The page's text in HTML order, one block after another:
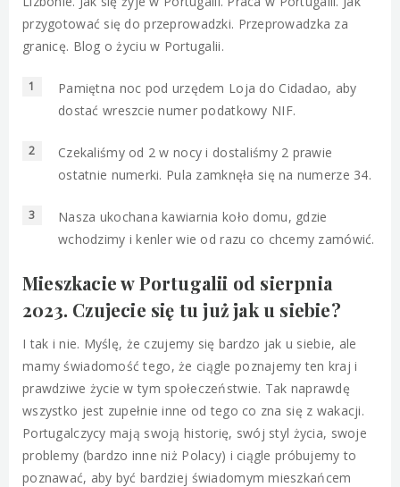
Pamiętna noc pod urzędem Loja do Cidadao, aby
dostać wreszcie numer podatkowy NIF.
Czekaliśmy od 2 w nocy i dostaliśmy 2 prawie
ostatnie numerki. Pula zamknęła się na numerze 34.
Nasza ukochana kawiarnia koło domu, gdzie
wchodzimy i kenler wie od razu co chcemy zamówić.
Mieszkacie w Portugalii od sierpnia
2023. Czujecie się tu już jak u siebie?
I tak i nie. Myślę, że czujemy się bardzo jak u siebie, ale
mamy świadomość tego, że ciągle poznajemy ten kraj i
prawdziwe życie w tym społeczeństwie. Tak naprawdę
wszystko jest zupełnie inne od tego co zna się z wakacji.
Portugalczycy mają swoją historię, swój styl życia, swoje
problemy (bardzo inne niż Polacy) i ciągle próbujemy to
poznawać, aby być bardziej świadomym mieszkańcem